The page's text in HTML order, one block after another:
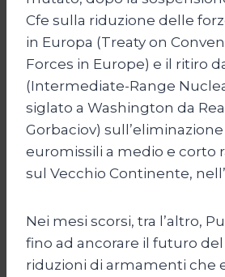
Cfe sulla riduzione delle
in Europa (Treaty on
Forces in Europe) e il ritiro
(Intermediate-Range
siglato a Washington da
Gorbaciov)
euromissili a medio e corto
sul Vecchio Continente,
Nei mesi scorsi, tra l’altro,
fino ad ancorare il futuro
riduzioni di armamenti che